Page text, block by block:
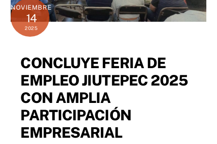
NOVIEMBRE
14
2025
CONCLUYE FERIA DE
EMPLEO JIUTEPEC 2025
CON AMPLIA
PARTICIPACIÓN
EMPRESARIAL